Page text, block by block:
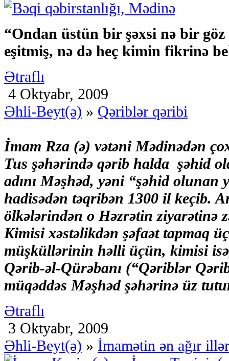
“Ondan üstün bir şəxsi nə bir
eşitmiş, nə də heç kimin fikrinə
Ətraflı
4 Oktyabr, 2009
Əhli-Beyt(ə) » Qəriblər qəribi
İmam Rza (ə) vətəni Mədinədən
Tus şəhərində qərib halda şəhid
adını Məşhəd, yəni “şəhid olunan
hadisədən təqribən 1300 il keçib.
ölkələrindən o Həzrətin ziyarətinə
Kimisi xəstəlikdən şəfaət tapmaq
müşküllərinin həlli üçün, kimisi
Qərib-əl-Qürəbanı (“Qəriblər
müqəddəs Məşhəd şəhərinə üz
Ətraflı
3 Oktyabr, 2009
Əhli-Beyt(ə) » İmamətin ən ağır